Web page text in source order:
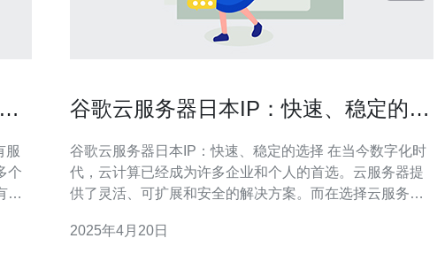
个
自
谷歌云服务器日本IP：快速、稳定的选
谷歌云服务器日本IP：快速、稳定的选择 在当今数字化时
代，云计算已经成为许多企业和个人的首选。云服务器提
供了灵活、可扩展和安全的解决方案。而在选择云服务器
务器提供了多个地理位置供用户选择，其中日本IP作为亚
2025年4月20日